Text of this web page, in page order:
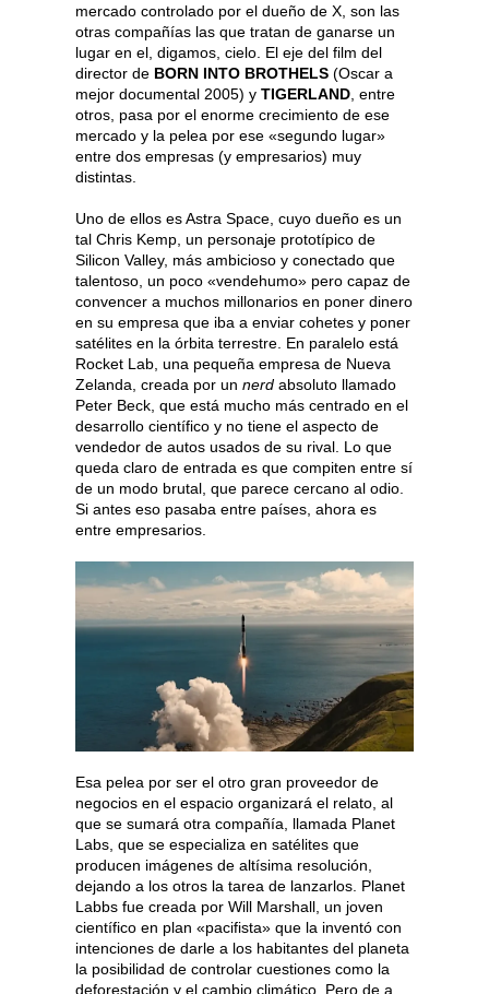
mercado controlado por el dueño de X, son las
otras compañías las que tratan de ganarse un
lugar en el, digamos, cielo. El eje del film del
director de BORN INTO BROTHELS (Oscar a
mejor documental 2005) y TIGERLAND , entre
otros, pasa por el enorme crecimiento de ese
mercado y la pelea por ese «segundo lugar»
entre dos empresas (y empresarios) muy
distintas.
Uno de ellos es Astra Space, cuyo dueño es un
tal Chris Kemp, un personaje prototípico de
Silicon Valley, más ambicioso y conectado que
talentoso, un poco «vendehumo» pero capaz de
convencer a muchos millonarios en poner dinero
en su empresa que iba a enviar cohetes y poner
satélites en la órbita terrestre. En paralelo está
Rocket Lab, una pequeña empresa de Nueva
Zelanda, creada por un nerd absoluto llamado
Peter Beck, que está mucho más centrado en el
desarrollo científico y no tiene el aspecto de
vendedor de autos usados de su rival. Lo que
queda claro de entrada es que compiten entre sí
de un modo brutal, que parece cercano al odio.
Si antes eso pasaba entre países, ahora es
entre empresarios.
Esa pelea por ser el otro gran proveedor de
negocios en el espacio organizará el relato, al
que se sumará otra compañía, llamada Planet
Labs, que se especializa en satélites que
producen imágenes de altísima resolución,
dejando a los otros la tarea de lanzarlos. Planet
Labbs fue creada por Will Marshall, un joven
científico en plan «pacifista» que la inventó con
intenciones de darle a los habitantes del planeta
la posibilidad de controlar cuestiones como la
deforestación y el cambio climático. Pero de a